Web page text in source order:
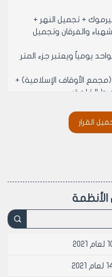
+ تجميل النهر +
والفرقان وتجميل
الواحد يومياً ويعتبر جزء المتر
الأوقاف الإسلامية) +
القلعة:
او ستر المساحة المرخصة
حلب
ايمن حلاق
القرار
الأنظمة